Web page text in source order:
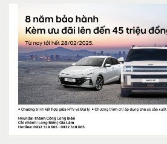
Hyundai Long Biên & Chi
chương trình KHUYẾN MÃI DỊCH
ƯU ĐÃI SIÊU ĐẶC BIỆT